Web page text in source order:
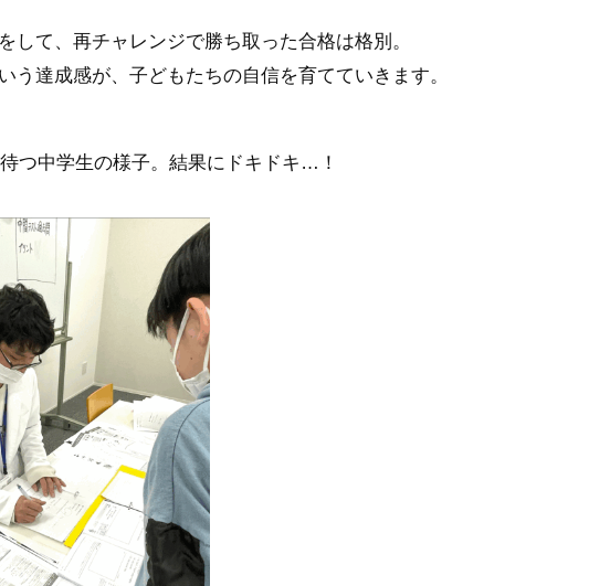
して、再チャレンジで勝ち取った合格は格別。
う達成感が、子どもたちの自信を育てていきます。
つ中学生の様子。結果にドキドキ…！